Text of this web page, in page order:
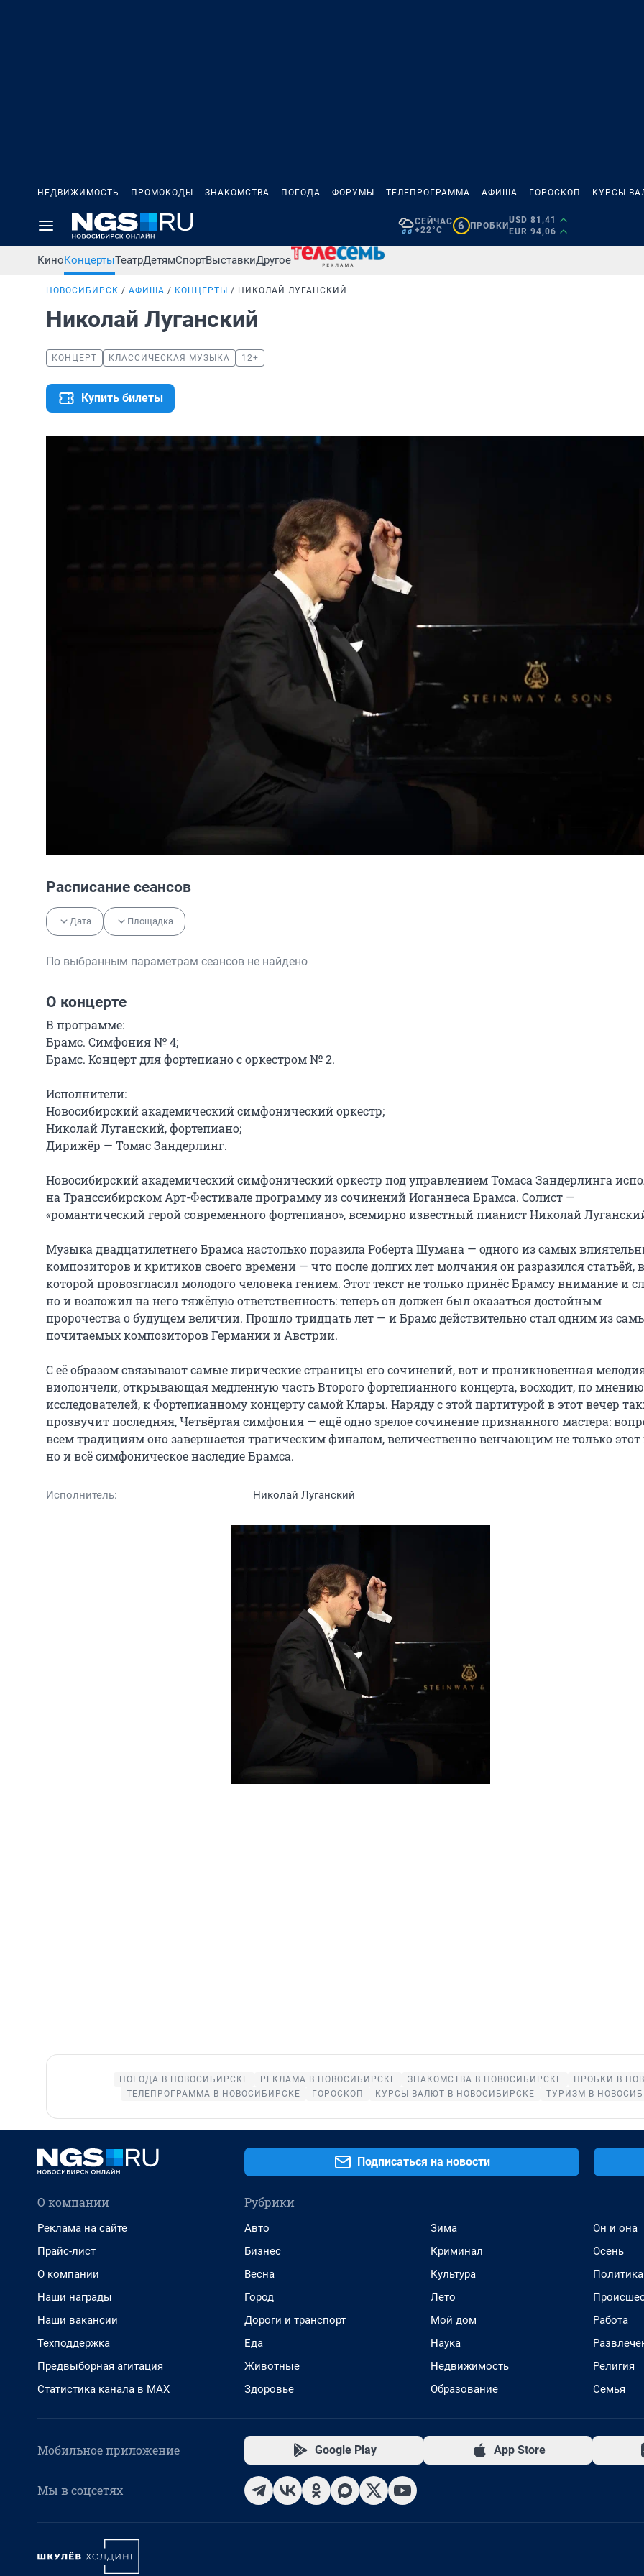
НЕДВИЖИМОСТЬ ПРОМОКОДЫ ЗНАКОМСТВА ПОГОДА ФОРУМЫ ТЕЛЕПРОГРАММА АФИША ГОРОСКОП КУРСЫ
СЕЙЧАС
+22°C
6 ПРОБКИ
USD 81,41
EUR 94,06
КиноКонцертыТеатрДетямСпортВыставкиДругое
НОВОСИБИРСК АФИША КОНЦЕРТЫ НИКОЛАЙ ЛУГАНСКИЙ
Николай Луганский
КОНЦЕРТ КЛАССИЧЕСКАЯ МУЗЫКА 12+
Купить билеты
Расписание сеансов
Дата Площадка
По выбранным параметрам сеансов не найдено
О концерте
В программе:
Брамс. Симфония № 4;
Брамс. Концерт для фортепиано с оркестром № 2.
Исполнители:
Новосибирский академический симфонический оркестр;
Николай Луганский, фортепиано;
Дирижёр — Томас Зандерлинг.
Новосибирский академический симфонический оркестр под управлением Томаса Зандерлинга
на Транссибирском Арт-Фестивале программу из сочинений Иоганнеса Брамса. Солист —
«романтический герой современного фортепиано», всемирно известный пианист Николай
Музыка двадцатилетнего Брамса настолько поразила Роберта Шумана — одного из самых
композиторов и критиков своего времени — что после долгих лет молчания он разразился статьёй, в
которой провозгласил молодого человека гением. Этот текст не только принёс Брамсу внимание и
но и возложил на него тяжёлую ответственность: теперь он должен был оказаться достойным
пророчества о будущем величии. Прошло тридцать лет — и Брамс действительно стал одним из
почитаемых композиторов Германии и Австрии.
С её образом связывают самые лирические страницы его сочинений, вот и проникновенная
виолончели, открывающая медленную часть Второго фортепианного концерта, восходит, по мнению
исследователей, к Фортепианному концерту самой Клары. Наряду с этой партитурой в этот вечер
прозвучит последняя, Четвёртая симфония — ещё одно зрелое сочинение признанного мастера:
всем традициям оно завершается трагическим финалом, величественно венчающим не только этот
но и всё симфоническое наследие Брамса.
Исполнитель: Николай Луганский
ПОГОДА В НОВОСИБИРСКЕ РЕКЛАМА В НОВОСИБИРСКЕ ЗНАКОМСТВА В НОВОСИБИРСКЕ ПРОБКИ В
ТЕЛЕПРОГРАММА В НОВОСИБИРСКЕ
ГОРОСКОП КУРСЫ ВАЛЮТ В НОВОСИБИРСКЕ ТУРИЗМ В
Подписаться на новости
О компании
Реклама на сайте
Прайс-лист
О компании
Наши награды
Наши вакансии
Техподдержка
Предвыборная агитация
Статистика канала в MAX
Рубрики
Авто
Бизнес
Весна
Город
Дороги и транспорт
Еда
Животные
Здоровье
Зима
Криминал
Культура
Лето
Мой дом
Наука
Недвижимость
Образование
Он и она
Осень
Политика
Работа
Религия
Семья
Мобильное приложение Google Play App Store
Мы в соцсетях